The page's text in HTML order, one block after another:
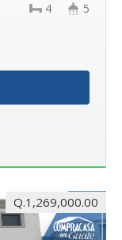
5
4
Q.1,269,000.00